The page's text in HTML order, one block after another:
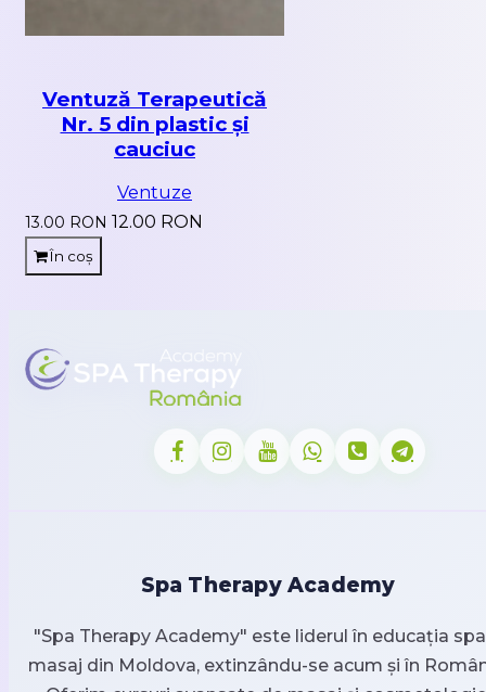
Ventuză Terapeutică
Nr. 5 din plastic și
cauciuc
Ventuze
13.00 RON 12.00 RON
În coș
Spa Therapy Academy
"Spa Therapy Academy" este liderul în educația
masaj din Moldova, extinzându-se acum și în